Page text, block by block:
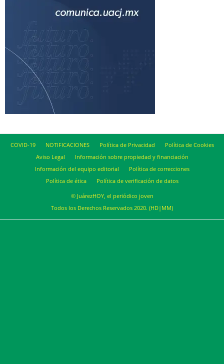
COVID-19 NOTIFICACIONES Política de Privacidad
Política de Cookies
Aviso Legal
Información sobre propiedad y financiación
Información del equipo editorial
Política de correcciones
Política de ética
Política de verificación de datos
© JuárezHOY, el periódico joven
Todos los Derechos Reservados 2020. (HD|MM)